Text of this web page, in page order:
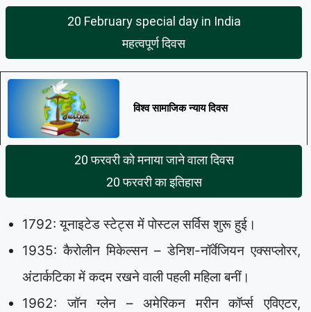
20 February special day in India
महत्वपूर्ण दिवस
विश्व सामाजिक न्याय दिवस
20 फरवरी को मनाया जाने वाला दिवस
20 फरवरी का इतिहास
1792: यूनाइटेड स्टेट्स में पोस्टल सर्विस शुरू हुई।
1935: कैरोलीन मिकेल्सन – डेनिश-नॉर्वेजियन एक्सप्लोरर,
अंटार्कटिका में कदम रखने वाली पहली महिला बनीं।
1962: जॉन ग्लेन – अमेरिकन मरीन कॉर्प्स एविएटर,